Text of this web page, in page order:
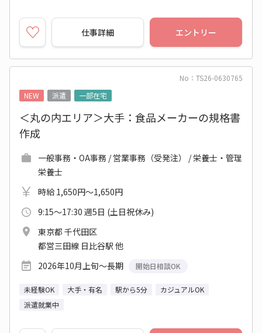
仕事詳細 エントリー
No：TS26-0630765
NEW
派遣 一部在宅
＜丸の内エリア＞大手：食品メーカーの規格書
作成
一般事務・OA事務 / 営業事務（受発注） / 栄養士・管理
栄養士
時給 1,650円～1,650円
9:15～17:30 週5日 (土日祝休み)
東京都 千代田区
都営三田線 日比谷駅 他
2026年10月上旬～長期
開始日相談OK
未経験OK 大手・有名 駅から5分
カジュアルOK
派遣就業中